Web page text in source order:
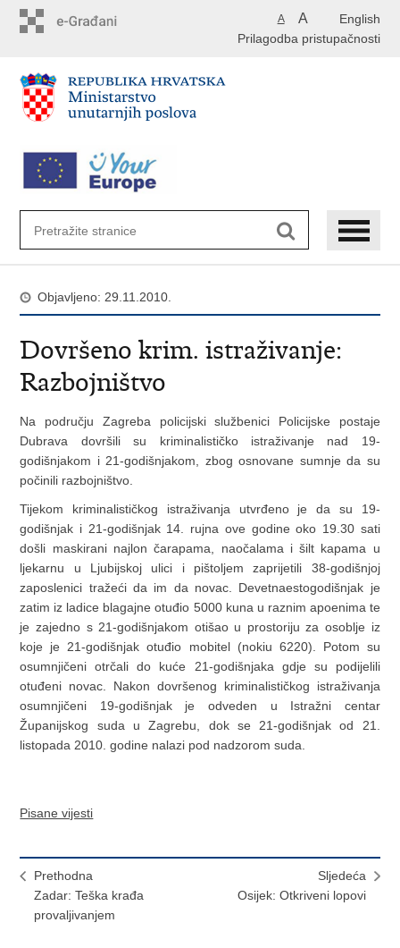
English
A A
Prilagodba pristupačnosti
Objavljeno: 29.11.2010.
Dovršeno krim. istraživanje:
Razbojništvo
Na području Zagreba policijski službenici Policijske postaje
Dubrava dovršili su kriminalističko istraživanje nad 19-
godišnjakom i 21-godišnjakom, zbog osnovane sumnje da su
počinili razbojništvo.
Tijekom kriminalističkog istraživanja utvrđeno je da su 19-
godišnjak i 21-godišnjak 14. rujna ove godine oko 19.30 sati
došli maskirani najlon čarapama, naočalama i šilt kapama u
ljekarnu u Ljubijskoj ulici i pištoljem zaprijetili 38-godišnjoj
zaposlenici tražeći da im da novac. Devetnaestogodišnjak je
zatim iz ladice blagajne otuđio 5000 kuna u raznim apoenima te
je zajedno s 21-godišnjakom otišao u prostoriju za osoblje iz
koje je 21-godišnjak otuđio mobitel (nokiu 6220). Potom su
osumnjičeni otrčali do kuće 21-godišnjaka gdje su podijelili
otuđeni novac. Nakon dovršenog kriminalističkog istraživanja
osumnjičeni 19-godišnjak je odveden u Istražni centar
Županijskog suda u Zagrebu, dok se 21-godišnjak od 21.
listopada 2010. godine nalazi pod nadzorom suda.
Pisane vijesti
Prethodna
Zadar: Teška krađa
provaljivanjem
Sljedeća
Osijek: Otkriveni lopovi